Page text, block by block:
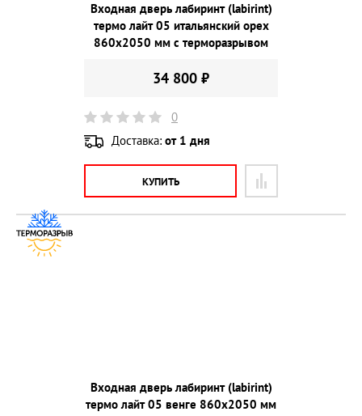
Входная дверь лабиринт (labirint)
термо лайт 05 итальянский орех
860х2050 мм с терморазрывом
34 800 ₽
0
Доставка: от 1 дня
КУПИТЬ
Входная дверь лабиринт (labirint)
термо лайт 05 венге 860х2050 мм